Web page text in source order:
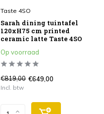
Taste 4SO
Sarah dining tuintafel
120xH75 cm printed
ceramic latte Taste 4SO
Op voorraad
€819,00 €649,00
Incl. btw